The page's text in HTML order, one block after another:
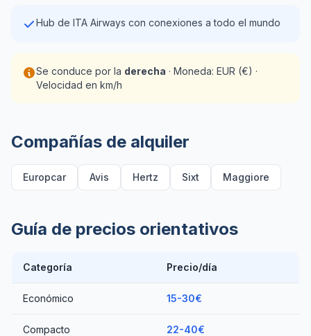
Hub de ITA Airways con conexiones a todo el mundo
Se conduce por la derecha · Moneda: EUR (€) ·
Velocidad en km/h
Compañías de alquiler
Europcar Avis Hertz Sixt Maggiore
Guía de precios orientativos
Categoría Precio/día
Económico 15-30€
Compacto 22-40€